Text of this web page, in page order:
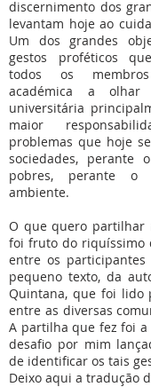
discernimento dos
levantam hoje ao
Um dos grandes
gestos proféticos
todos os
académica a
universitária
maior
problemas que hoje
sociedades, perante
pobres, perante o
ambiente.
O que quero partilhar
foi fruto do riquíssimo
entre os
pequeno texto, da
Quintana, que foi lido
entre as diversas
A partilha que fez foi
desafio por mim
de identificar os tais
Deixo aqui a tradução